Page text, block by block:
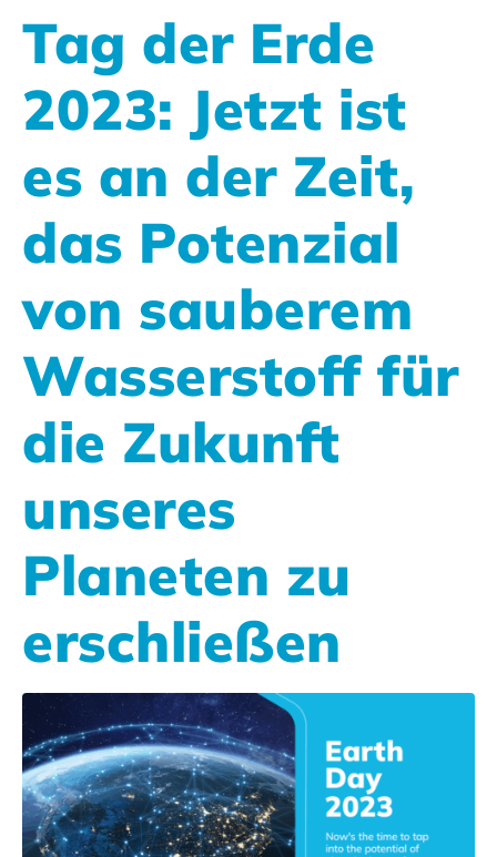
Tag der Erde
2023: Jetzt ist
es an der Zeit,
das Potenzial
von sauberem
Wasserstoff für
die Zukunft
unseres
Planeten zu
erschließen